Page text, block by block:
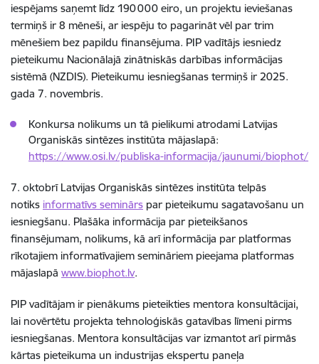
iespējams saņemt līdz 190 000 eiro, un projektu ieviešanas
termiņš ir 8 mēneši, ar iespēju to pagarināt vēl par trim
mēnešiem bez papildu finansējuma. PIP vadītājs iesniedz
pieteikumu Nacionālajā zinātniskās darbības informācijas
sistēmā (NZDIS). Pieteikumu iesniegšanas termiņš ir 2025.
gada 7. novembris.
Konkursa nolikums un tā pielikumi atrodami Latvijas
Organiskās sintēzes institūta mājaslapā:
https://www.osi.lv/publiska-informacija/jaunumi/biophot/
7. oktobrī Latvijas Organiskās sintēzes institūta telpās
notiks informatīvs seminārs par pieteikumu sagatavošanu un
iesniegšanu. Plašāka informācija par pieteikšanos
finansējumam, nolikums, kā arī informācija par platformas
rīkotajiem informatīvajiem semināriem pieejama platformas
mājaslapā www.biophot.lv.
PIP vadītājam ir pienākums pieteikties mentora konsultācijai,
lai novērtētu projekta tehnoloģiskās gatavības līmeni pirms
iesniegšanas. Mentora konsultācijas var izmantot arī pirmās
kārtas pieteikuma un industrijas ekspertu paneļa